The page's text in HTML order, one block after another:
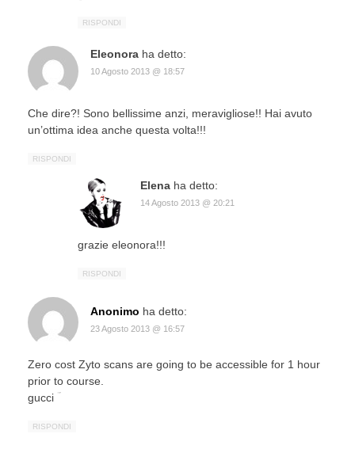
RISPONDI
Eleonora ha detto:
10 Agosto 2013 @ 18:57
Che dire?! Sono bellissime anzi, meravigliose!! Hai avuto
un’ottima idea anche questa volta!!!
RISPONDI
Elena ha detto:
14 Agosto 2013 @ 20:21
grazie eleonora!!!
RISPONDI
Anonimo ha detto:
23 Agosto 2013 @ 16:57
Zero cost Zyto scans are going to be accessible for 1 hour
prior to course.
gucci ؔ
RISPONDI